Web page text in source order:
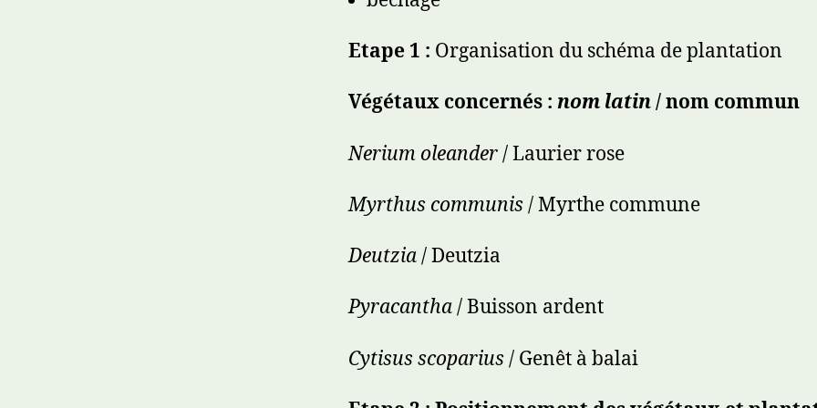
Etape 1 : Organisation du schéma de plantation
Végétaux concernés : nom latin/ nom commun
Nerium oleander/ Laurier rose
Myrthus communis / Myrthe commune
Deutzia/ Deutzia
Pyracantha/ Buisson ardent
Cytisus scoparius / Genêt à balai